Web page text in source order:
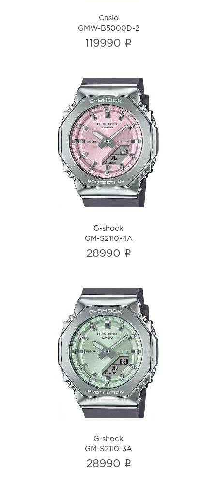
Casio
GMW-B5000D-2
119990 i
G-shock
GM-S2110-4A
i
G-shock
GM-S2110-4A
28990 i
G-shock
GM-S2110-3A
i
G-shock
GM-S2110-3A
28990 i